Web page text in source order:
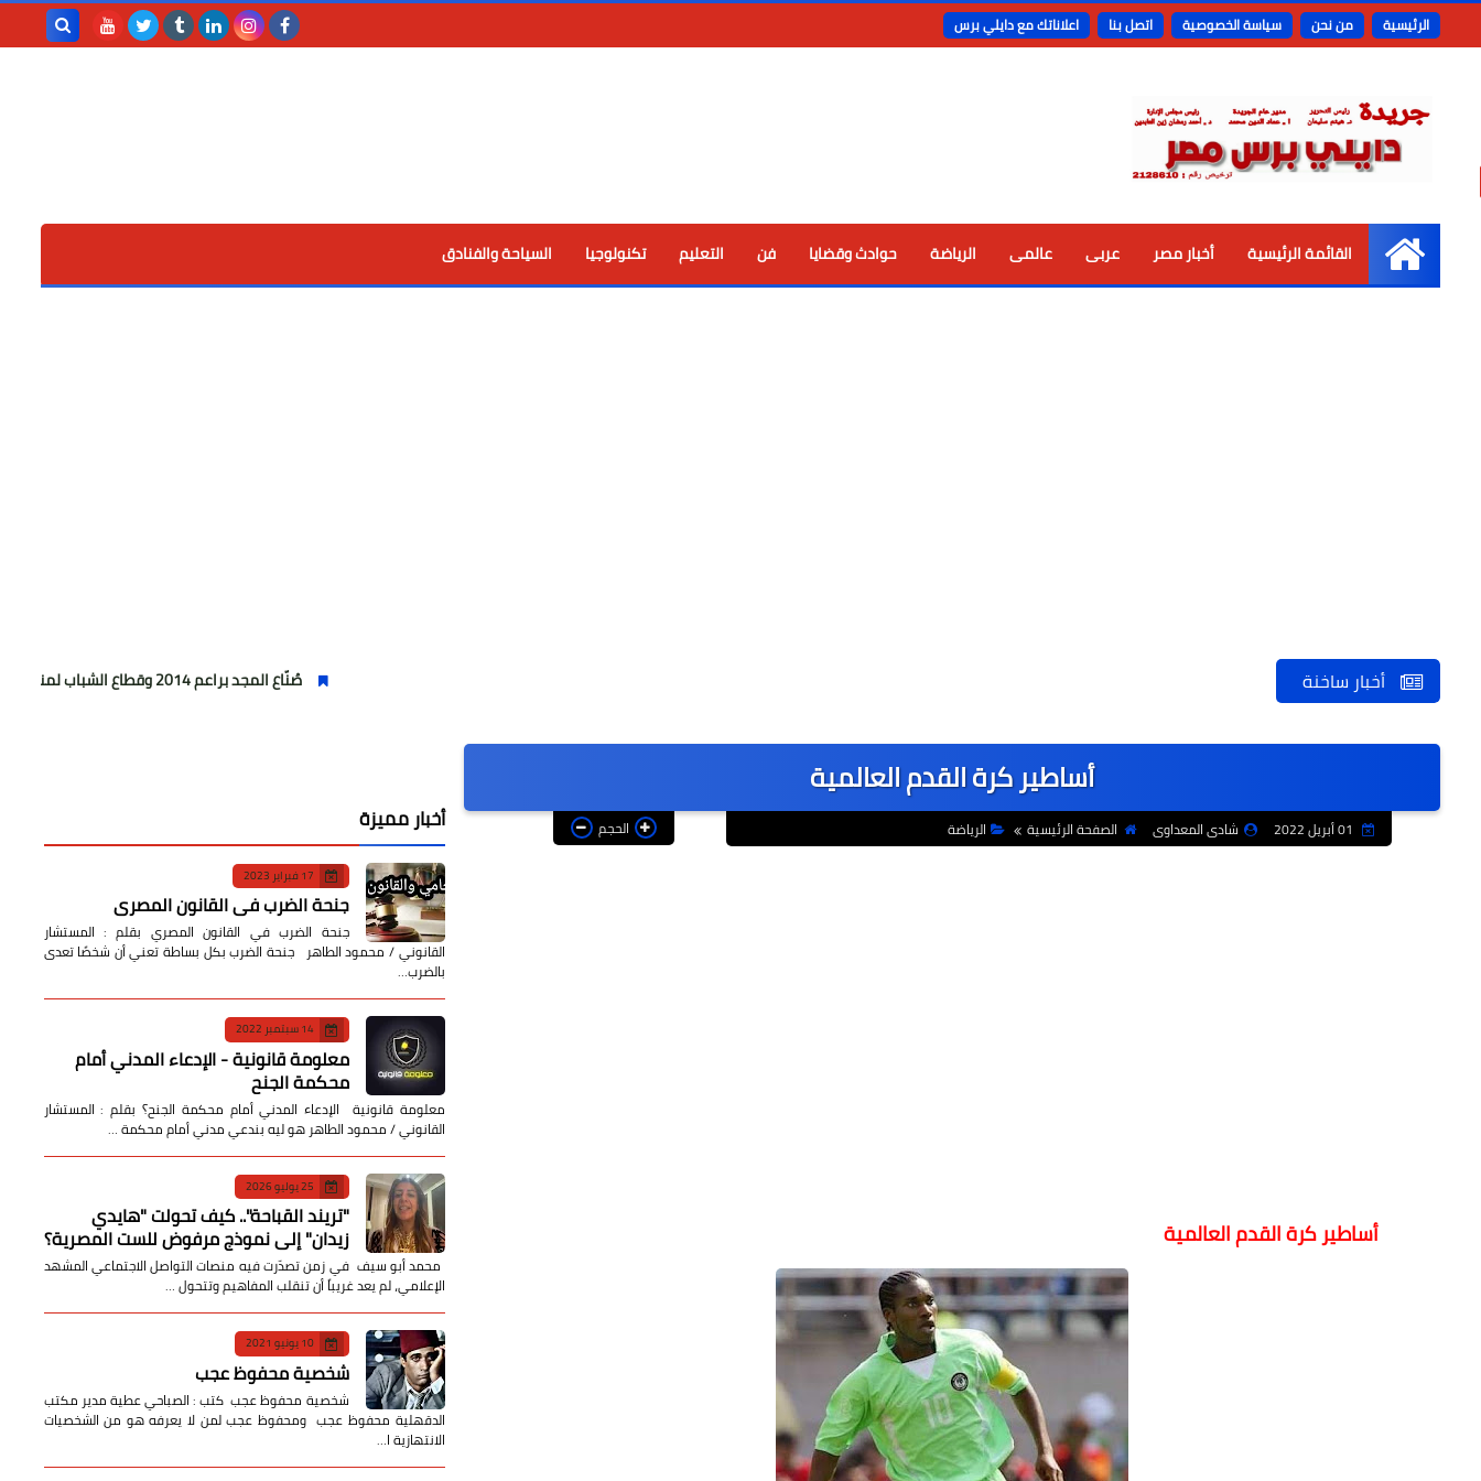
الرئيسية من نحن سياسة الخصوصية اتصل بنا اعلاناتك مع دايلي برس
الرئيسية
القائمة الرئيسية أخبار مصر عربى عالمى الرياضة حوادث وقضايا فن التعليم تكنولوجيا السياحة والفنادق
أخبار ساخنة صُنّاع المجد براعم 2014 وقطاع الشباب لمنصات التتويج ببطولة كأس المستقبل العربي
أساطير كرة القدم العالمية
شادى المعداوى الصفحة الرئيسية الرياضة الحجم
أساطير كرة القدم العالمية
أخبار مميزة
17 فبراير 2023
جنحة الضرب في القانون المصري
جنحة الضرب في القانون المصري بقلم : المستشار
القانوني / محمود الطاهر جنحة الضرب بكل بساطة تعني أن شخصًا تعدى
بالضرب…
14 سبتمبر 2022
معلومة قانونية - الإدعاء المدني أمام
محكمة الجنح
معلومة قانونية الإدعاء المدني أمام محكمة الجنح؟ بقلم : المستشار
القانوني / محمود الطاهر هو ليه بندعي مدني أمام محكمة …
25 يوليو 2026
​"تريند القباحة".. كيف تحولت "هايدي
زيدان" إلى نموذج مرفوض للست المصرية؟
​ محمد أبو سيف ​في زمن تصدّرت فيه منصات التواصل الاجتماعي المشهد
الإعلامي، لم يعد غريباً أن تنقلب المفاهيم وتتحول …
10 يونيو 2021
شخصية محفوظ عجب
شخصية محفوظ عجب كتب : الصباحي عطية مدير مكتب
الدقهلية محفوظ عجب ومحفوظ عجب لمن لا يعرفه هو من الشخصيات
الانتهازية ا…